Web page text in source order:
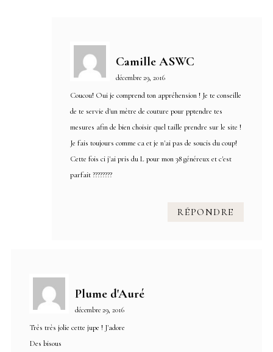
Camille ASWC
décembre 29, 2016
Coucou! Oui je comprend ton appréhension ! Je te conseille
de te servie d'un mètre de couture pour pptendre tes
mesures afin de bien choisir quel taille prendre sur le site !
Je fais toujours comme ca et je n'ai pas de soucis du coup!
Cette fois ci j'ai pris du L pour mon 38 généreux et c'est
parfait ????????
RÉPONDRE
Plume d'Auré
décembre 29, 2016
Très très jolie cette jupe ! J'adore
Des bisous